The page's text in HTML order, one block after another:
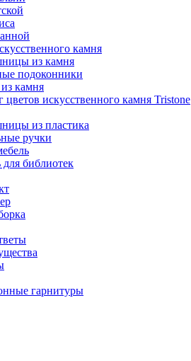
камня
из камня
подоконники
камня
цветов искусственного камня Tristone
из пластика
ручки
библиотек
гарнитуры